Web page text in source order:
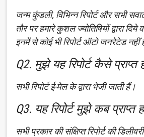
जन्म कुंडली, विभिन्न रिपोर्ट और सभी
तौर पर हमारे कुशल ज्योतिषियों द्वारा
इनमें से कोई भी रिपोर्ट ऑटो जनरेटेड नहीं
Q2. मुझे यह रिपोर्ट कैसे प्राप्त
सभी रिपोर्ट ई-मेल के द्वारा भेजी जाती हैं।
Q3. यह रिपोर्ट मुझे कब प्राप्त
सभी प्रकार की संक्षिप्त रिपोर्ट की